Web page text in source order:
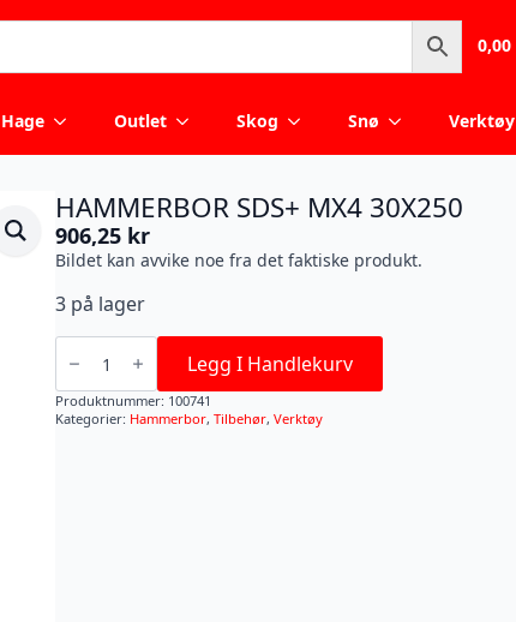
0,00
Hage Outlet Skog Snø Verktøy
HAMMERBOR SDS+ MX4 30X250
906,25 kr
Bildet kan avvike noe fra det faktiske produkt.
3 på lager
HAMMERBOR
SDS+
30X250
antall
Legg I Handlekurv
Produktnummer: 100741
Kategorier: Hammerbor, Tilbehør, Verktøy